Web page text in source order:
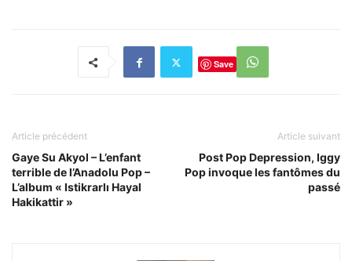
Save
Article précédent
Gaye Su Akyol – L’enfant
terrible de l’Anadolu Pop –
L’album « Istikrarlı Hayal
Hakikattir »
Article suivant
Post Pop Depression, Iggy
Pop invoque les fantômes du
passé